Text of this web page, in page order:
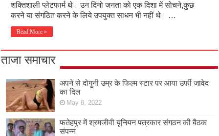
शक्तिशाली प्लेटफार्म थे। उन दिनो जनता को एक दिशा में सोचने,कुछ
करने या संगठित करने के लिये उपयुक्त साधन भी नहीं थे। …
Read More »
ताजा समाचार
अपने से दोगुनी उम्र के फिल्म स्टार पर आया उर्फी जावेद
का दिल
May 8, 2022
फतेहपुर में श्रमजीवी यूनियन पत्रकार संगठन की बैठक
संपन्न